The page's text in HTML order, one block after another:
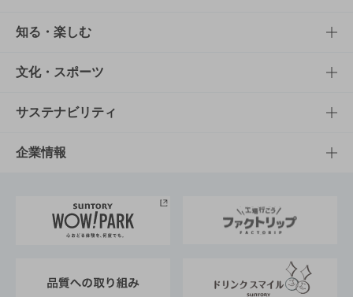
商品TOP
商品一覧
商品発売情報
栄養成分一覧
知る・楽しむ
知る・楽しむTOP
キャンペーン
工場見学
地域情報
文化・スポーツ
文化・スポーツTOP
サントリーホール
サントリーサンバーズ大阪
サステナビリティ
サステナビリティTOP
サントリーが考えるサステナビリティ経営
企業情報
企業概要